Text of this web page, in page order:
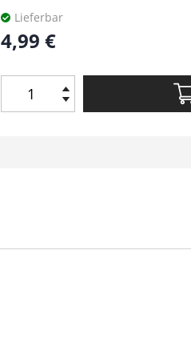
Lieferbar
4,99 €